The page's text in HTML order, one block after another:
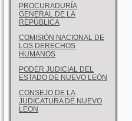
PROCURADURÍA
GENERAL DE LA
REPÚBLICA
COMISIÓN NACIONAL DE
LOS DERECHOS
HUMANOS
PODER JUDICIAL DEL
ESTADO DE NUEVO LEÓN
CONSEJO DE LA
JUDICATURA DE NUEVO
LEON